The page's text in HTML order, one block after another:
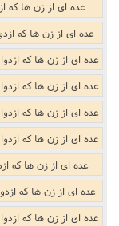
عده ای از زن ها که
عده ای از زن ها که
عده ای از زن ها که
عده ای از زن ها که